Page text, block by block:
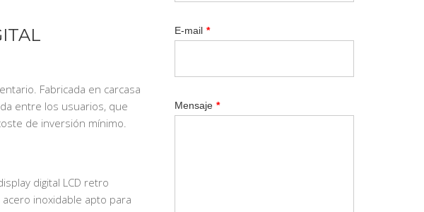
Fabricada en carcasa
entre los usuarios, que
de inversión mínimo.
digital LCD retro
inoxidable apto para
E-mail *
Mensaje *